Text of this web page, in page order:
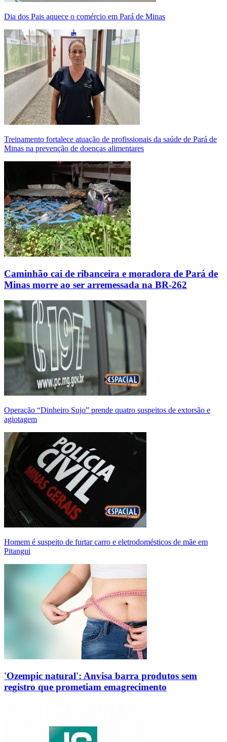
Dia dos Pais aquece o comércio em Pará de Minas
Treinamento fortalece atuação de profissionais da saúde de Pará de
Minas na prevenção de doenças alimentares
Caminhão cai de ribanceira e moradora de Pará de
Minas morre ao ser arremessada na BR-262
Operação “Dinheiro Sujo” prende quatro suspeitos de extorsão e
agiotagem
Homem é suspeito de furtar carro e eletrodomésticos de mãe em
Pitangui
'Ozempic natural': Anvisa barra produtos sem
registro que prometiam emagrecimento